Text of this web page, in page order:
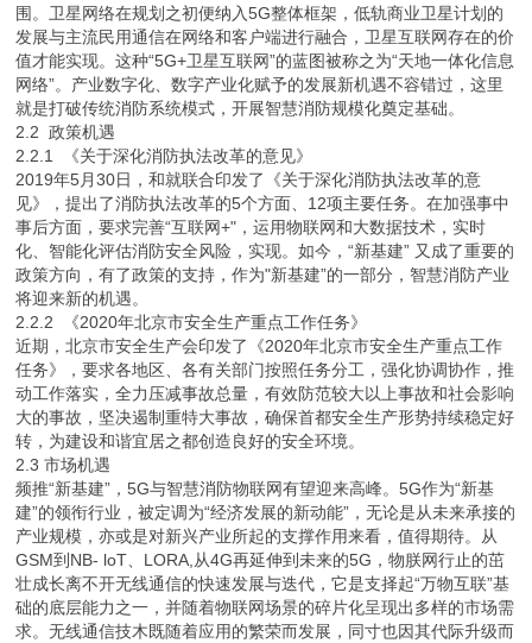
围。卫星网络在规划之初便纳入5G整体框架，低轨商业卫星计划的
发展与主流民用通信在网络和客户端进行融合，卫星互联网存在的价
值才能实现。这种“5G+卫星互联网”的蓝图被称之为“天地一体化信息
网络”。产业数字化、数字产业化赋予的发展新机遇不容错过，这里
就是打破传统消防系统模式，开展智慧消防规模化奠定基础。
2.2 政策机遇
2.2.1 《关于深化消防执法改革的意见》
2019年5月30日，和就联合印发了《关于深化消防执法改革的意
见》，提出了消防执法改革的5个方面、12项主要任务。在加强事中
事后方面，要求完善“互联网+"，运用物联网和大数据技术，实时
化、智能化评估消防安全风险，实现。如今，“新基建” 又成了重要的
政策方向，有了政策的支持，作为"新基建”的一部分，智慧消防产业
将迎来新的机遇。
2.2.2 《2020年北京市安全生产重点工作任务》
近期，北京市安全生产会印发了《2020年北京市安全生产重点工作
任务》，要求各地区、各有关部门按照任务分工，强化协调协作，推
动工作落实，全力压减事故总量，有效防范较大以上事故和社会影响
大的事故，坚决遏制重特大事故，确保首都安全生产形势持续稳定好
转，为建设和谐宜居之都创造良好的安全环境。
2.3 市场机遇
频推“新基建”，5G与智慧消防物联网有望迎来高峰。5G作为“新基
建”的领衔行业，被定调为“经济发展的新动能”，无论是从未来承接的
产业规模，亦或是对新兴产业所起的支撑作用来看，值得期待。从
GSM到NB- loT、LORA,从4G再延伸到未来的5G，物朕网行止的茁
壮成长离不开无线通信的快速发展与迭代，它是支择起“万物互联”基
础的底层能力之一，并随着物联网场景的碎片化呈现出多样的市场需
求。无线通信技木既随着应用的繁荣而发展，同寸也因其代际升级而